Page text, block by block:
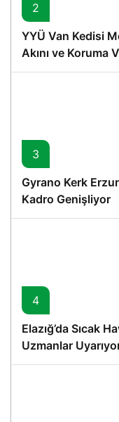
2
YYÜ Van Kedisi
Akını ve Koruma
3
Gyrano Kerk
Kadro Genişliyor
4
Elazığ’da Sıcak
Uzmanlar